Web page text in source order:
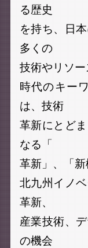
る歴史
を持ち、日
多くの
技術やリソー
時代のキー
は、技術
革新にとど
なる「
革新」、「
北九州イノ
革新、
産業技術、
の機会